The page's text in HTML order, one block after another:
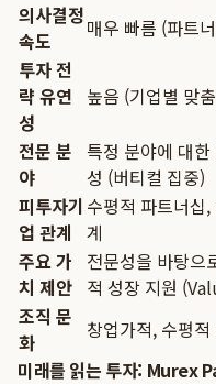
의사결정
속도
매우 빠름 (파트
투자 전
략 유연
성
높음 (기업별 맞
전문 분
야
특정 분야에 대
성 (버티컬 집중)
피투자기
업 관계
수평적 파트너십
계
주요 가
치 제안
전문성을 바탕으
적 성장 지원
조직 문
화
창업가적, 수평적
미래를 읽는 투자: Murex